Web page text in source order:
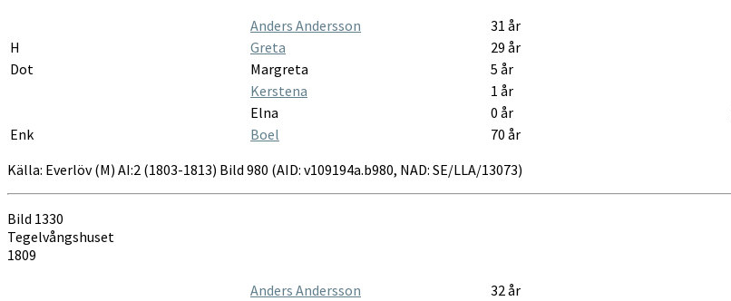
Anders Andersson
31 år
H
Greta
29 år
Dot
Margreta
5 år
Kerstena
1 år
Elna
0 år
Enk
Boel
70 år
Källa: Everlöv (M) AI:2 (1803-1813) Bild 980 (AID: v109194a.b980, NAD: SE/LLA/13073)
Bild 1330
Tegelvångshuset
1809
Anders Andersson
32 år